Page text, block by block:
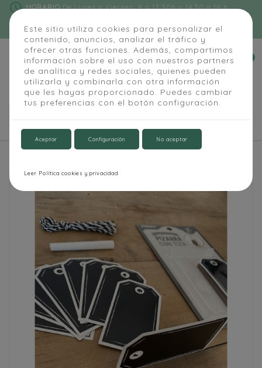
Este sitio utiliza cookies para personalizar el
contenido, anuncios, analizar el tráfico y
ofrecer otras funciones. Además, compartimos
información sobre el uso con nuestros partners
de analítica y redes sociales, quienes pueden
utilizarla y combinarla con otra información
que les hayas proporcionado. Puedes cambiar
tus preferencias con el botón configuración.
Aceptar Configuración No aceptar
Leer Política cookies y privacidad
schedule HORARIODe Lunes a Viernes: 9 a 13:30h y 14:30 a 16 h
phone

